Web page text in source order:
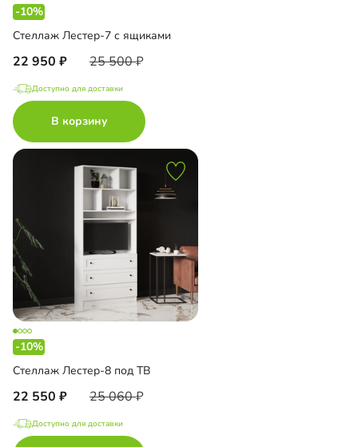
-10%
Стеллаж Лестер-7 с ящиками
22 950 25 500
Доступно для доставки
В корзину
-10%
Стеллаж Лестер-8 под ТВ
22 550 25 060
Доступно для доставки